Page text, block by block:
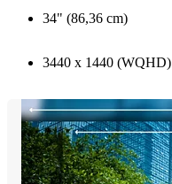
34" (86,36 cm)
3440 x 1440 (WQHD)